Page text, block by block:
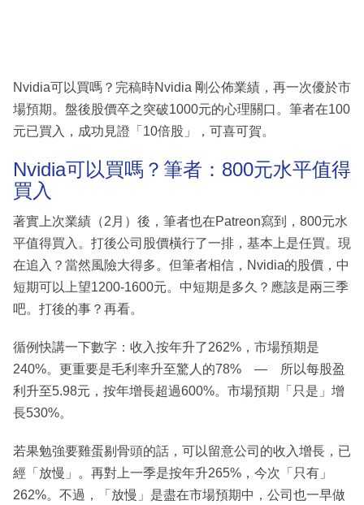
Nvidia可以買嗎？完稿時Nvidia 剛公佈業績，再一次優於市
場預期。盤後股價卒之突破1000元的心理關口。筆者在100
元已買入，成功見證「10倍股」，可喜可賀。
Nvidia可以買嗎？筆者：800元水平值得
買入
著實上次業績（2月）後，筆者也在Patreon寫到，800元水
平值得買入。打後公司股價橫行了一排，基本上是任買。現
在追入？當然風險大得多。但筆者相信，Nvidia的股價，中
短期可以上望1200-1600元。中短期是多久？應該是兩三季
吧。打後的事？再看。
循例快講一下數字：收入按年升了262%，市場預期是
240%。更重要是毛利率升至驚人的78% — 所以每股盈
利升至5.98元，按年增長超過600%。市場預期「只是」增
長530%。
若果勉強要雞蛋剔骨頭的話，可以留意公司的收入增長，已
經「放慢」。再對上一季是按年升265%，今次「只有」
262%。不過，「放慢」是盡在市場預期中，公司也一早做